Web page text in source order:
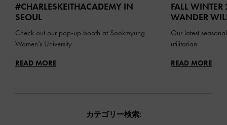
#CHARLESKEITHACADEMY IN
SEOUL
Check out our pop-up booth at Sookmyung
Women’s University
READ MORE
FALL
WANDER
Our latest
utilitarian
READ MORE
カテゴリー検索: